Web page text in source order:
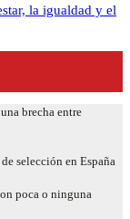
la igualdad y el
brecha entre
selección en España
poca o ninguna